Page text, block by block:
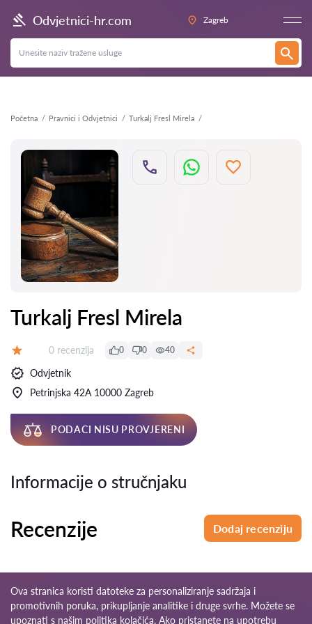
Odvjetnici-hr.com Zagreb
Početna Pravnici i Odvjetnici Turkalj Fresl Mirela
Natrag
Turkalj Fresl Mirela
Recenzija:
0 recenzija 0 0 40
Odvjetnik
Petrinjska 42A 10000 Zagreb
PODACI NISU PROVJERENI
Informacije o stručnjaku
Recenzije Dodaj recenziju
Ova stranica koristi datoteke za personaliziranje sadržaja i
promotivnih poruka, prikupljanje analitike i druge svrhe. Možete se
upoznati s našim politika kolačića. Ako pristanete na upotrebu